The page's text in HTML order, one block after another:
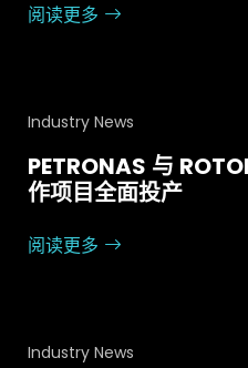
阅读更多
Industry News
PETRONAS 与
作项目全面投产
阅读更多
Industry News